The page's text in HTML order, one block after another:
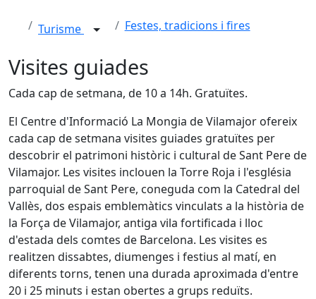
Turisme Festes, tradicions i fires
Visites guiades
Cada cap de setmana, de 10 a 14h. Gratuïtes.
El Centre d'Informació La Mongia de Vilamajor ofereix
cada cap de setmana visites guiades gratuïtes per
descobrir el patrimoni històric i cultural de Sant Pere de
Vilamajor. Les visites inclouen la Torre Roja i l'església
parroquial de Sant Pere, coneguda com la Catedral del
Vallès, dos espais emblemàtics vinculats a la història de
la Força de Vilamajor, antiga vila fortificada i lloc
d'estada dels comtes de Barcelona. Les visites es
realitzen dissabtes, diumenges i festius al matí, en
diferents torns, tenen una durada aproximada d'entre
20 i 25 minuts i estan obertes a grups reduïts.